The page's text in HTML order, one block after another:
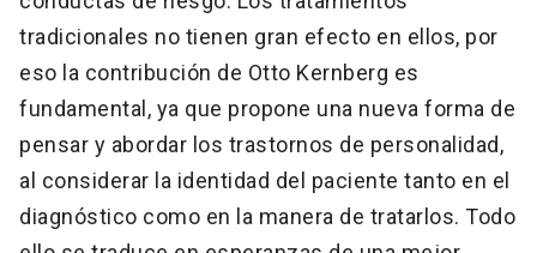
tradicionales no tienen gran efecto en ellos, por
eso la contribución de Otto Kernberg es
fundamental, ya que propone una nueva forma de
pensar y abordar los trastornos de personalidad,
al considerar la identidad del paciente tanto en el
diagnóstico como en la manera de tratarlos. Todo